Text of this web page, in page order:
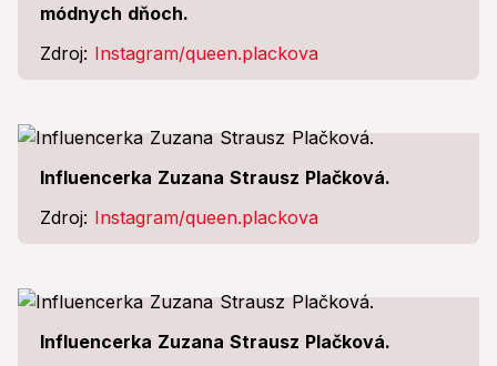
módnych dňoch.
Zdroj: Instagram/queen.plackova
Influencerka Zuzana Strausz Plačková.
Zdroj: Instagram/queen.plackova
Influencerka Zuzana Strausz Plačková.